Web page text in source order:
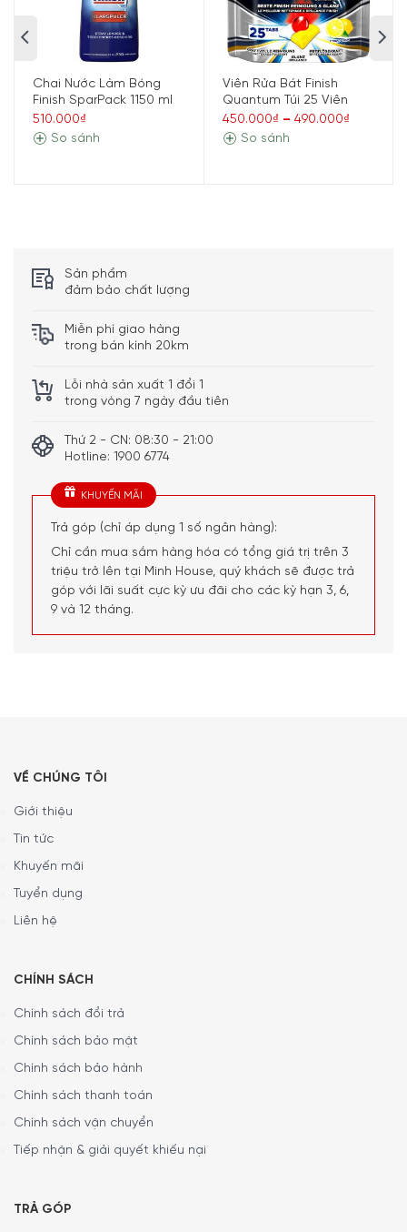
Công
12 bộ Châu Âu
Công
nghệ
sấy:
Sấy khô ở nhiệt độ thấp
Zeolith
Lượng
Tiện ích:
Tự động mở cửa khi kết
Cảm biến lượng nước
AquaSensor
Khay kéo giảm chấn, trượt
thả êm ái
thông qua app Home
Connect
tiện lợi
Màn hình TFT hiển thị thời
gian còn lại hoặc kết thúc
và chất tẩy rửa, dòng nước
vào
Timelight – Đèn chiếu sáng
thời gian lên sàn
Chai Nước Làm Bóng
Finish SparPack 1150 ml
510.000₫
So sánh
Viên Rửa Bát Finish
Quantum Túi 25 Viên
450.000₫ – 490.000₫
So sánh
Sản phẩm
đảm bảo chất lượng
Miễn phí giao hàng
trong bán kính 20km
Lỗi nhà sản xuất 1 đổi 1
trong vòng 7 ngày đầu tiên
Thứ 2 - CN: 08:30 - 21:00
Hotline: 1900 6774
KHUYẾN MÃI
Trả góp (chỉ áp dụng 1 số ngân hàng):
Chỉ cần mua sắm hàng hóa có tổng giá trị trên 3
triệu trở lên tại Minh House, quý khách sẽ được trả
góp với lãi suất cực kỳ ưu đãi cho các kỳ hạn 3, 6,
9 và 12 tháng.
VỀ CHÚNG TÔI
Giới thiệu
Tin tức
Khuyến mãi
Tuyển dụng
Liên hệ
CHÍNH SÁCH
Chính sách đổi trả
Chính sách bảo mật
Chính sách bảo hành
Chính sách thanh toán
Chính sách vận chuyển
Tiếp nhận & giải quyết khiếu nại
TRẢ GÓP